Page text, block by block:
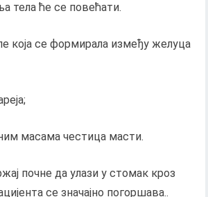
тела ће се повећати.
која се формирала између желуца
масама честица масти.
почне да улази у стомак кроз
се значајно погоршава..